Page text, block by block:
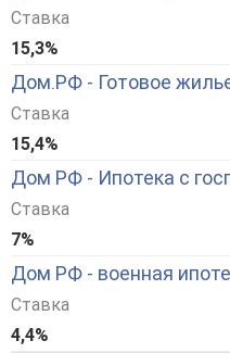
Ставка
15,3%
Дом.РФ - Готовое
Ставка
15,4%
Дом РФ - Ипотека с
Ставка
7%
Дом РФ - военная
Ставка
4,4%